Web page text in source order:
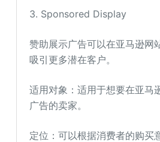
3. Sponsored Display
赞助展示广告可以在亚马逊网
吸引更多潜在客户。
适用对象：适用于想要在亚马
广告的卖家。
定位：可以根据消费者的购买